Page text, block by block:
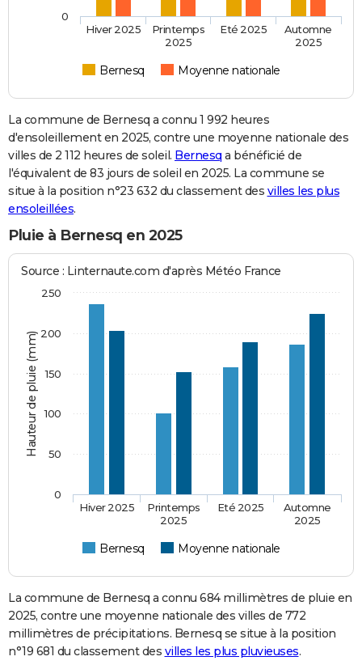
Bernesq Moyenne nationale
Hiver 2025
Printemps
2025
Eté 2025
Automne
2025
0
La commune de Bernesq a connu 1 992 heures
d'ensoleillement en 2025, contre une moyenne nationale des
villes de 2 112 heures de soleil. Bernesq a bénéficié de
l'équivalent de 83 jours de soleil en 2025. La commune se
situe à la position n°23 632 du classement des villes les plus
ensoleillées.
Pluie à Bernesq en 2025
Hauteur de pluie (mm)
Source : Linternaute.com d'après Météo France
Bernesq Moyenne nationale
Hiver 2025
Printemps
2025
Eté 2025
Automne
2025
0
50
100
150
200
250
La commune de Bernesq a connu 684 millimètres de pluie en
2025, contre une moyenne nationale des villes de 772
millimètres de précipitations. Bernesq se situe à la position
n°19 681 du classement des villes les plus pluvieuses.